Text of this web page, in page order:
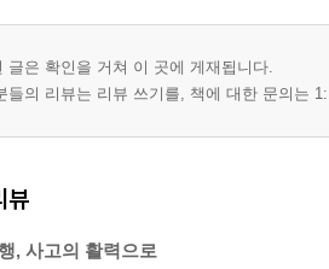
글은 확인을 거쳐 이 곳에 게재됩니다.
들의 리뷰는 리뷰 쓰기를, 책에 대한 문의는
뷰
, 사고의 활력으로